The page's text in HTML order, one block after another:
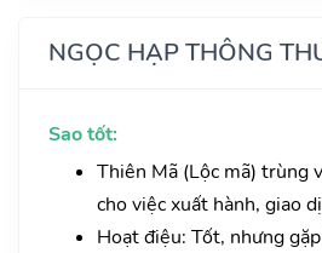
NGỌC HẠP THÔNG
Sao tốt:
Thiên Mã (Lộc mã) trùng
cho việc xuất hành, giao
Hoạt điệu: Tốt, nhưng